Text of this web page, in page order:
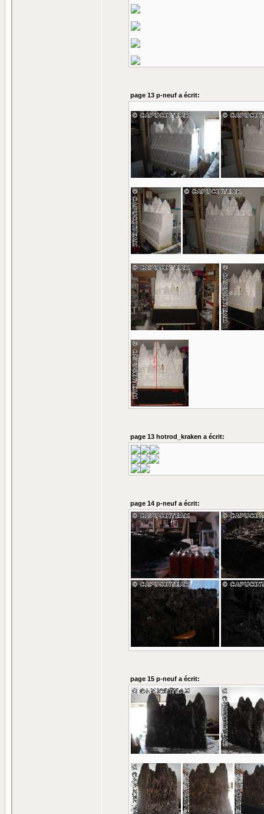
page 13 p-neuf a écrit:
page 13 hotrod_kraken a écrit:
page 14 p-neuf a écrit:
page 15 p-neuf a écrit: